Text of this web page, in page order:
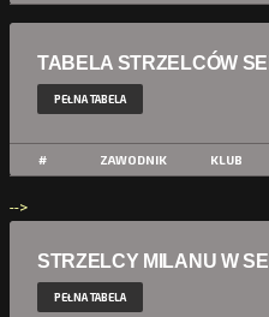
TABELA STRZELCÓW
PEŁNA TABELA
# ZAWODNIK KLUB
-->
STRZELCY MILANU W
PEŁNA TABELA